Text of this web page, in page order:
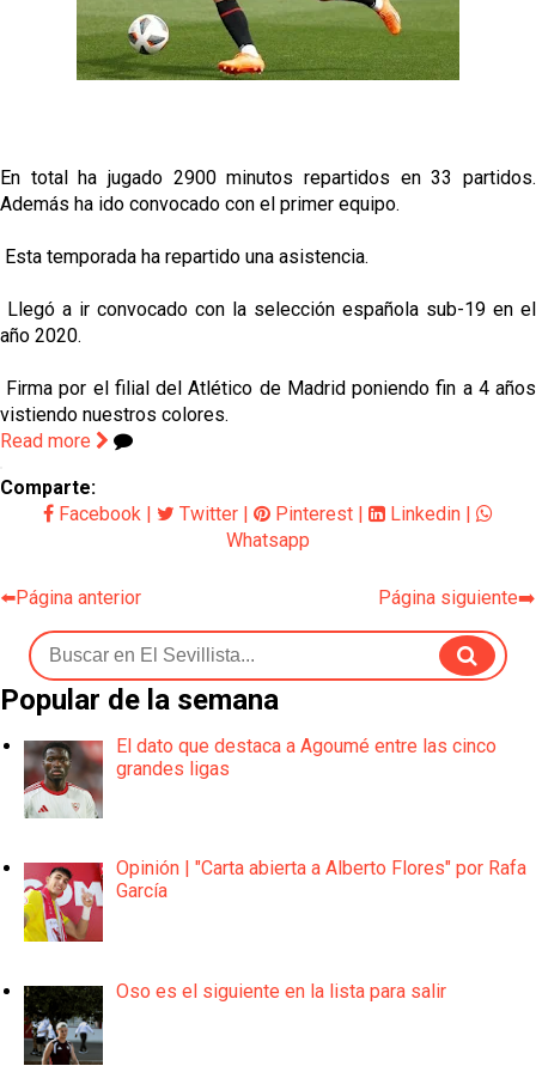
El Sevilla FC empieza a inscribir a los nuevos
fichajes
Opinión | "Carta abierta a Alberto Flores" por Rafa
reflejado que podemos tirar para delante y
Diomande ya es madridista mientras Rodri agita el
mercado
En total ha jugado 2900 minutos repartidos en 33 partidos.
Además ha ido convocado con el primer equipo.
Esta temporada ha repartido una asistencia.
Llegó a ir convocado con la selección española sub-19 en el
año 2020.
Firma por el filial del Atlético de Madrid poniendo fin a 4 años
vistiendo nuestros colores.
Read more
Comparte:
Facebook
Twitter Pinterest Linkedin
Whatsapp
⬅️Página anterior Página siguiente➡️
Popular de la semana
El dato que destaca a Agoumé entre las cinco
grandes ligas
Opinión | "Carta abierta a Alberto Flores" por Rafa
García
Oso es el siguiente en la lista para salir